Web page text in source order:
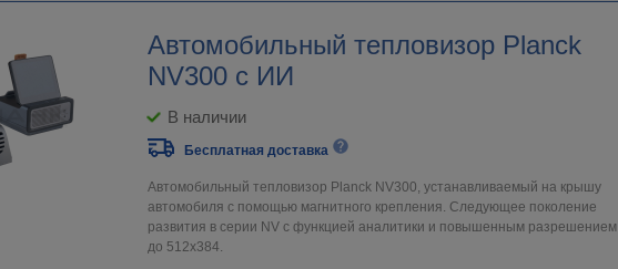
Автомобильный тепловизор Planck
NV300 с ИИ
В наличии
Бесплатная доставка
Автомобильный тепловизор Planck NV300, устанавливаемый на крышу
автомобиля с помощью магнитного крепления. Следующее поколение
развития в серии NV с функцией аналитики и повышенным разрешением
до 512x384.